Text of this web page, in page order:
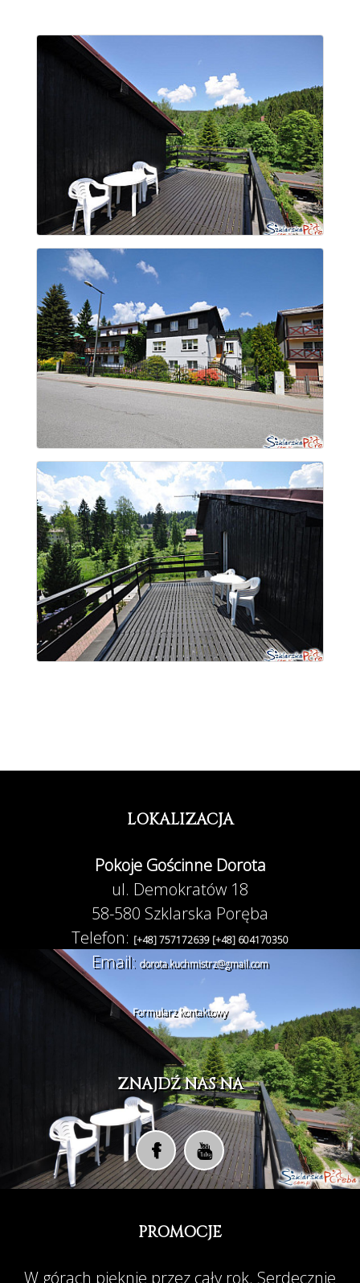
LOKALIZACJA
Pokoje Gościnne Dorota
ul. Demokratów 18
58-580 Szklarska Poręba
Telefon: [+48] 757172639 [+48] 604170350
Email: dorota.kuchmistrz@gmail.com
Formularz kontaktowy
ZNAJDŹ NAS NA
PROMOCJE
W górach pięknie przez cały rok. Serdecznie